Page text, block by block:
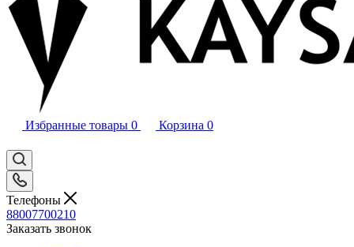
Избранные товары 0 Корзина 0
Телефоны
88007700210
Заказать звонок